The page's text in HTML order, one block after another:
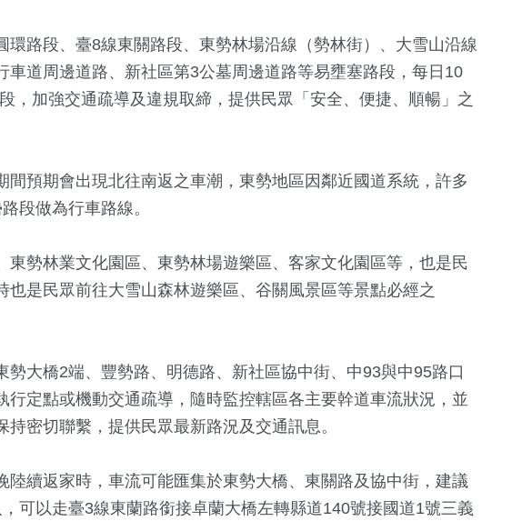
環路段、臺8線東關路段、東勢林場沿線（勢林街）、大雪山沿線
車道周邊道路、新社區第3公墓周邊道路等易壅塞路段，每日10
，加強交通疏導及違規取締，提供民眾「安全、便捷、順暢」之
間預期會出現北往南返之車潮，東勢地區因鄰近國道系統，許多
段做為行車路線。
東勢林業文化園區、東勢林場遊樂區、客家文化園區等，也是民
也是民眾前往大雪山森林遊樂區、谷關風景區等景點必經之
勢大橋2端、豐勢路、明德路、新社區協中街、中93與中95路口
行定點或機動交通疏導，隨時監控轄區各主要幹道車流狀況，並
密切聯繫，提供民眾最新路況及交通訊息。
陸續返家時，車流可能匯集於東勢大橋、東關路及協中街，建議
可以走臺3線東蘭路銜接卓蘭大橋左轉縣道140號接國道1號三義
+
化交
80+ 5+
15+ 13+